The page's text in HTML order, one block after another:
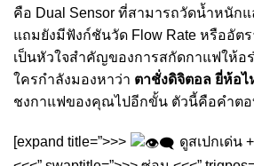
คือ Dual Sensor ที่สามารถวัดน้ำหนัก
แถมยังมีฟังก์ชันวัด Flow Rate หรืออัต
เป็นหัวใจสำคัญของการสกัดกาแฟให้อร่
ใครกำลังมองหาว่า ตาชั่งดิจิตอล ยี่ห้อ
ชงกาแฟของคุณไปอีกขั้น ตัวนี้คือคำต
[expand title=”>>>
ดูสเปกเด่น